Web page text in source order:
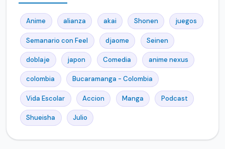
Anime alianza akai Shonen juegos
Semanario con Feel djaome Seinen
doblaje japon Comedia anime nexus
colombia Bucaramanga - Colombia
Vida Escolar Accion Manga Podcast
Shueisha Julio